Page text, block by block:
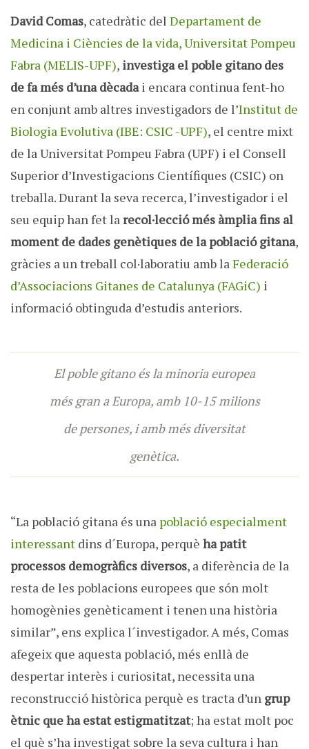
David Comas, catedràtic del Departament de
Medicina i Ciències de la vida, Universitat Pompeu
Fabra (MELIS-UPF), investiga el poble gitano des
de fa més d’una dècadai encara continua fent-ho
en conjunt amb altres investigadors de l’Institut de
Biologia Evolutiva (IBE: CSIC -UPF), el centre mixt
de la Universitat Pompeu Fabra (UPF) i el Consell
Superior d’Investigacions Científiques (CSIC) on
treballa. Durant la seva recerca, l’investigador i el
seu equip han fet larecol·lecció més àmplia fins al
moment de dades genètiques de la població gitana,
gràcies a un treball col·laboratiu amb laFederació
d’Associacions Gitanes de Catalunya (FAGiC) i
informació obtinguda d’estudis anteriors.
El poble gitano és la minoria europea
més gran a Europa, amb 10-15 milions
de persones, i amb més diversitat
genètica.
“La població gitana és una població especialment
interessant dins d´Europa, perquè ha patit
processos demogràfics diversos, a diferència de la
resta de les poblacions europees que són molt
homogènies genèticament i tenen una història
similar”, ens explica l´investigador. A més, Comas
afegeix que aquesta població, més enllà de
despertar interès i curiositat, necessita una
reconstrucció històrica perquè es tracta d’un grup
ètnic que ha estat estigmatitzat; ha estat molt poc
el què s’ha investigat sobre la seva cultura i han